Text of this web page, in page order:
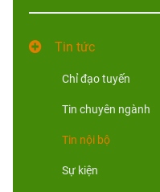
Tin tức
Chỉ đạo tuyến
Tin chuyên ngành
Tin nội bộ
Sự kiện